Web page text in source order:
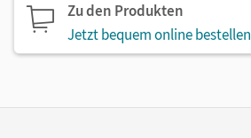
Zu den Produkten
Jetzt bequem online bestellen